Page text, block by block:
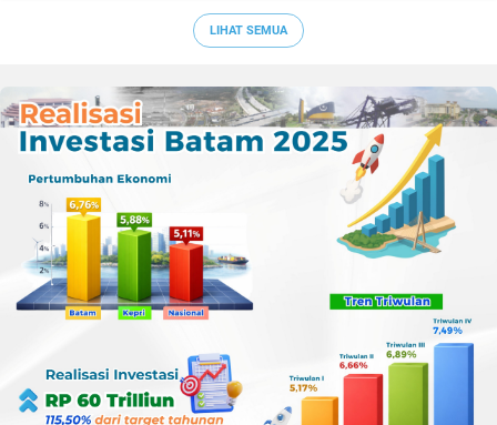
LIHAT SEMUA